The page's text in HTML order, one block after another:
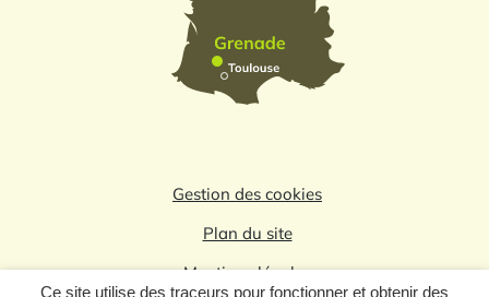
Ce site utilise des traceurs pour fonctionner et obtenir des
Gestion des cookies
Plan du site
Mentions légales